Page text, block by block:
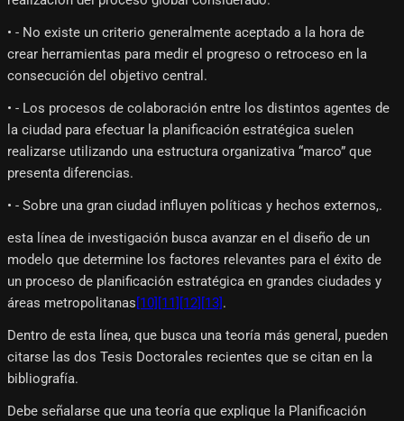
• - No existe un criterio generalmente aceptado a la hora de
crear herramientas para medir el progreso o retroceso en la
consecución del objetivo central.
• - Los procesos de colaboración entre los distintos agentes de
la ciudad para efectuar la planificación estratégica suelen
realizarse utilizando una estructura organizativa “marco” que
presenta diferencias.
• - Sobre una gran ciudad influyen políticas y hechos externos,.
esta línea de investigación busca avanzar en el diseño de un
modelo que determine los factores relevantes para el éxito de
un proceso de planificación estratégica en grandes ciudades y
áreas metropolitanas [10] [11] [12] [13] .
Dentro de esta línea, que busca una teoría más general, pueden
citarse las dos Tesis Doctorales recientes que se citan en la
bibliografía.
Debe señalarse que una teoría que explique la Planificación